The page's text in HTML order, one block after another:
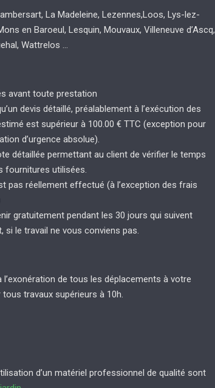
La Madeleine, Lezennes,Loos, Lys-lez-
en Baroeul, Lesquin, Mouvaux, Villeneuve d’Ascq,
Wattrelos …
avant toute prestation
devis détaillé, préalablement à l’exécution des
est supérieur à 100.00 € TTC (exception pour
d’urgence absolue).
détaillée permettant au client de vérifier le temps
fournitures utilisées.
pas réellement effectué (à l’exception des frais
gratuitement pendant les 30 jours qui suivent
si le travail ne vous conviens pas.
de tous les déplacements à votre
travaux supérieurs à 10h.
d’un matériel professionnel de qualité sont